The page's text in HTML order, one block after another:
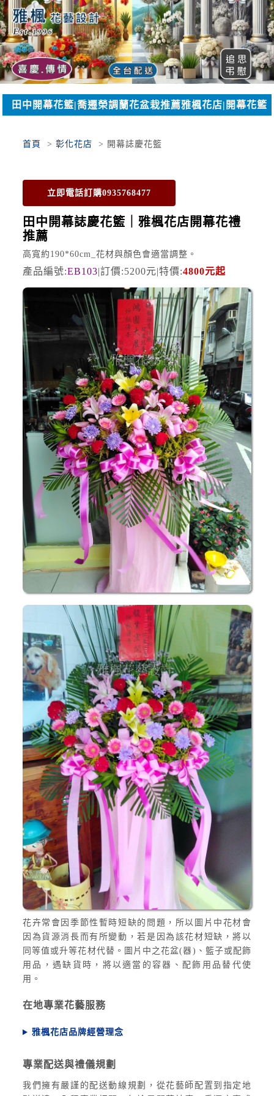
田中開幕花籃|喬遷榮調蘭花盆栽推薦雅楓花店|開幕花籃
首頁 彰化花店 開幕誌慶花籃
立即電話訂購0935768477
田中開幕誌慶花籃｜雅楓花店開幕花禮
推薦
高寬約190*60cm_花材與顏色會適當調整。
產品編號:EB103|訂價:5200元|特價:4800元起
花卉常會因季節性暫時短缺的問題，所以圖片中花材會
因為貨源消長而有所變動，若是因為該花材短缺，將以
同等值或升等花材代替。圖片中之花盆(器)、籃子或配飾
用品，遇缺貨時，將以適當的容器、配飾用品替代使
用。
在地專業花藝服務
雅楓花店品牌經營理念
專業配送與禮儀規劃
我們擁有嚴謹的配送動線規劃，從花藝師配置到指定地